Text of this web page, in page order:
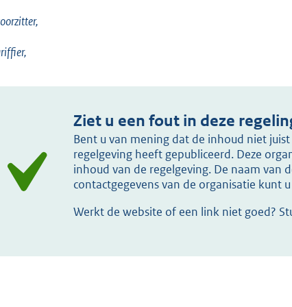
Ziet u een fout in deze
Bent u van mening dat de inhoud niet
regelgeving heeft gepubliceerd. Deze
inhoud van de regelgeving. De naam van
contactgegevens van de organisatie kunt
Werkt de website of een link niet goed?